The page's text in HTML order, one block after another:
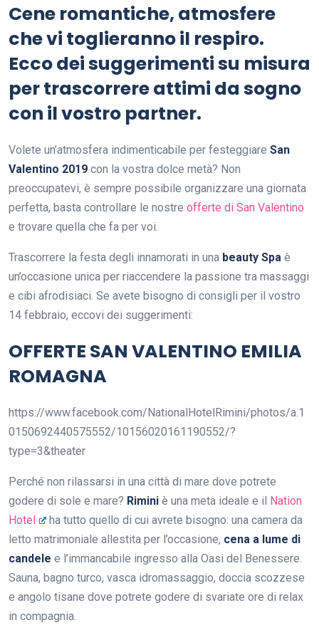
Cene romantiche, atmosfere
che vi toglieranno il respiro.
Ecco dei suggerimenti su misura
per trascorrere attimi da sogno
con il vostro partner.
Volete un’atmosfera indimenticabile per festeggiare San
Valentino 2019 con la vostra dolce metà? Non
preoccupatevi, è sempre possibile organizzare una giornata
perfetta, basta controllare le nostre offerte di San Valentino
e trovare quella che fa per voi.
Trascorrere la festa degli innamorati in una beauty Spa è
un’occasione unica per riaccendere la passione tra massaggi
e cibi afrodisiaci. Se avete bisogno di consigli per il vostro
14 febbraio, eccovi dei suggerimenti:
OFFERTE SAN VALENTINO EMILIA
ROMAGNA
https://www.facebook.com/NationalHotelRimini/photos/a.1
0150692440575552/10156020161190552/?
type=3&theater
Perché non rilassarsi in una città di mare dove potrete
godere di sole e mare? Rimini è una meta ideale e il Nation
Hotel
ha tutto quello di cui avrete bisogno: una camera da
letto matrimoniale allestita per l’occasione, cena a lume di
candele e l’immancabile ingresso alla Oasi del Benessere.
Sauna, bagno turco, vasca idromassaggio, doccia scozzese
e angolo tisane dove potrete godere di svariate ore di relax
in compagnia.